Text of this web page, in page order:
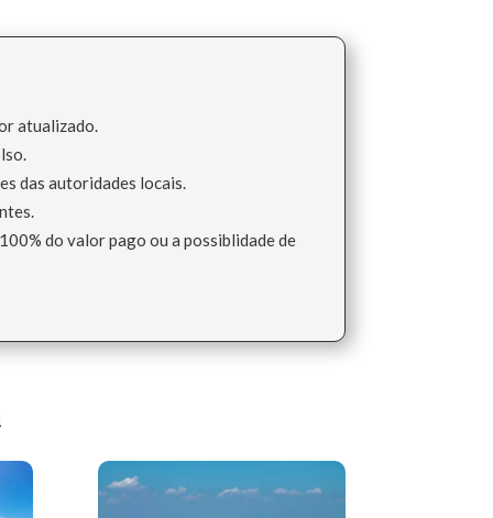
atualizado.
das autoridades locais.
do valor pago ou a possiblidade de